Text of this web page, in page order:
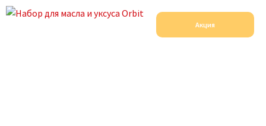
Акция